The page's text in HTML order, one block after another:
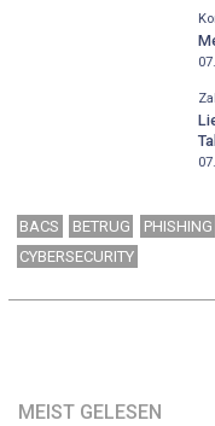
BACS BETRUG PHISHING
CYBERSECURITY
MEIST GELESEN